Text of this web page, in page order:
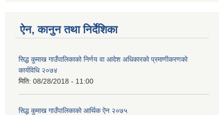
ऐन, कानुन तथा निर्देशिका
सिद्ध कुमाख गाउँपालिकाको निर्णय वा आदेश अधिकारको प्रमाणीकरणको
कार्यविधि २०७४
मिति: 08/28/2018 - 11:00
सिद्ध कुमाख गाउँपालिकाकाे आर्थिक ऐन २०७५